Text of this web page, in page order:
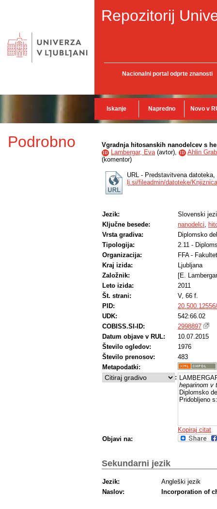
Repozitorij
Nacionalni portal odprte znanosti
Iskanje Napredno Novo v
Podrobno Vgradnja hitosanskih nanodelcev s
ID Lambergar, Eva(avtor), ID Ahlin
(komentor)
URL - Predstavitvena
lj.si/fileadmin/datoteke/
Jezik:
Slovenski
Ključne besede:
nanodelci,
Vrsta gradiva:
Diplomsko
Tipologija:
2.11 -
Organizacija:
FFA -
Kraj izida:
Ljubljana
Založnik:
[E.
Leto izida:
2011
Št. strani:
V, 66 f.
PID:
UDK:
542:66.02
COBISS.SI-ID:
2998897
Datum objave v RUL:
10.07.2015
Število ogledov:
1976
Število prenosov:
483
Metapodatki:
:
heparinom v
Diplomsko
Pridobljeno
Kopiraj citat
Objavi na:
Sekundarni jezik
Jezik:
Angleški jezik
Naslov:
Incorporation of